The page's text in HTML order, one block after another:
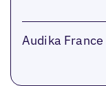
Audika France